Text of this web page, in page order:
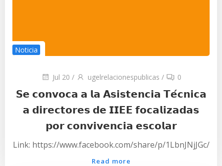
Noticia
Jul 20 / ugelrelacionespublicas / 0
𝗦𝗲 𝗰𝗼𝗻𝘃𝗼𝗰𝗮 𝗮 𝗹𝗮 𝗔𝘀𝗶𝘀𝘁𝗲𝗻𝗰𝗶𝗮 𝗧𝗲́𝗰𝗻𝗶𝗰𝗮
𝗮 𝗱𝗶𝗿𝗲𝗰𝘁𝗼𝗿𝗲𝘀 𝗱𝗲 𝗜𝗜𝗘𝗘 𝗳𝗼𝗰𝗮𝗹𝗶𝘇𝗮𝗱𝗮𝘀
𝗽𝗼𝗿 𝗰𝗼𝗻𝘃𝗶𝘃𝗲𝗻𝗰𝗶𝗮 𝗲𝘀𝗰𝗼𝗹𝗮𝗿
Link: https://www.facebook.com/share/p/1LbnJNjJGc/
Read more